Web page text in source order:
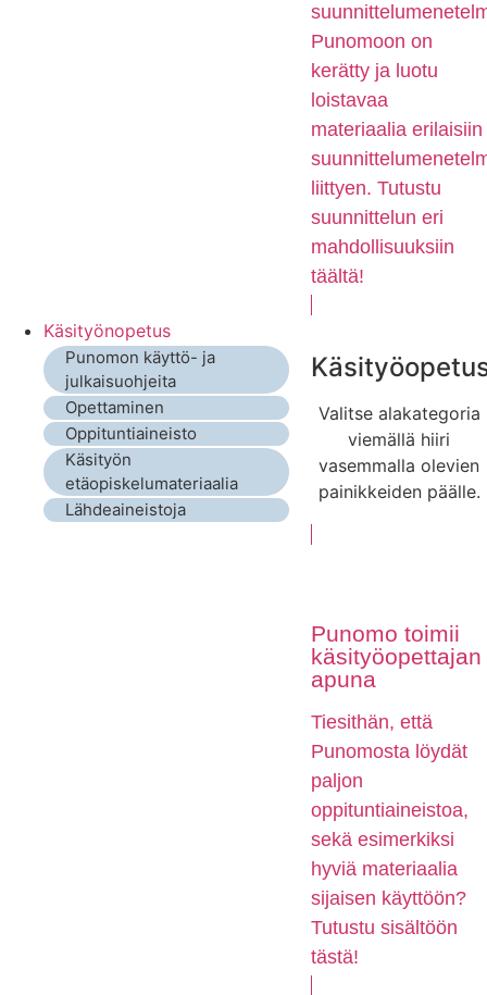
Punomoon on
kerätty ja luotu
loistavaa
materiaalia erilaisiin
liittyen. Tutustu
suunnittelun eri
mahdollisuuksiin
täältä!
Käsityönopetus
Punomon käyttö- ja
julkaisuohjeita
Opettaminen
Oppituntiaineisto
Käsityön
etäopiskelumateriaalia
Lähdeaineistoja
Valitse alakategoria
viemällä hiiri
vasemmalla olevien
painikkeiden päälle.
Punomo toimii
käsityöopettajan
apuna
Tiesithän, että
Punomosta löydät
paljon
oppituntiaineistoa,
sekä esimerkiksi
hyviä materiaalia
sijaisen käyttöön?
Tutustu sisältöön
tästä!